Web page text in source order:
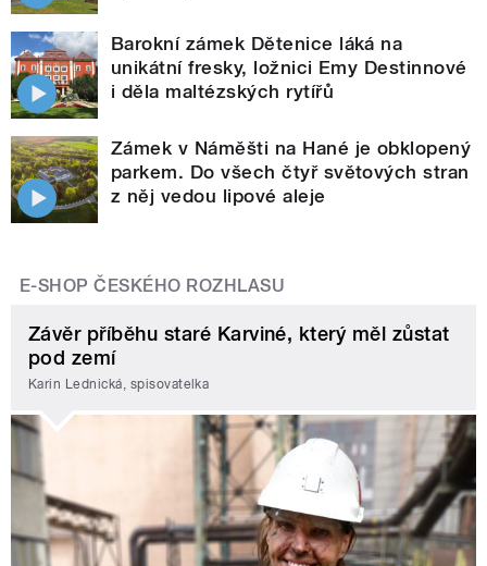
Barokní zámek Dětenice láká na
unikátní fresky, ložnici Emy Destinnové
i děla maltézských rytířů
Zámek v Náměšti na Hané je obklopený
parkem. Do všech čtyř světových stran
z něj vedou lipové aleje
E-SHOP ČESKÉHO ROZHLASU
Závěr příběhu staré Karviné, který měl zůstat
pod zemí
Karin Lednická, spisovatelka